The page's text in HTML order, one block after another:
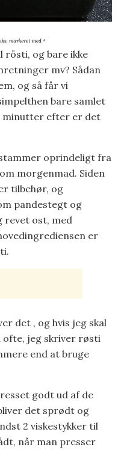
rösti, og bare ikke
mv? Sådan
og så får vi
bare samlet
minutter efter er det
oprindeligt fra
morgenmad. Siden
tilbehør, og
pandestegt og
revet ost, med
er
det , og hvis jeg skal
jeg skriver røsti
end at bruge
godt ud af de
det sprødt og
2 viskestykker til
når man presser